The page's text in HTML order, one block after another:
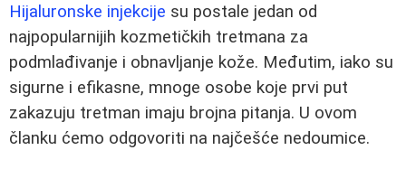
Hijaluronske injekcije su postale jedan od
najpopularnijih kozmetičkih tretmana za
podmlađivanje i obnavljanje kože. Međutim, iako su
sigurne i efikasne, mnoge osobe koje prvi put
zakazuju tretman imaju brojna pitanja. U ovom
članku ćemo odgovoriti na najčešće nedoumice.